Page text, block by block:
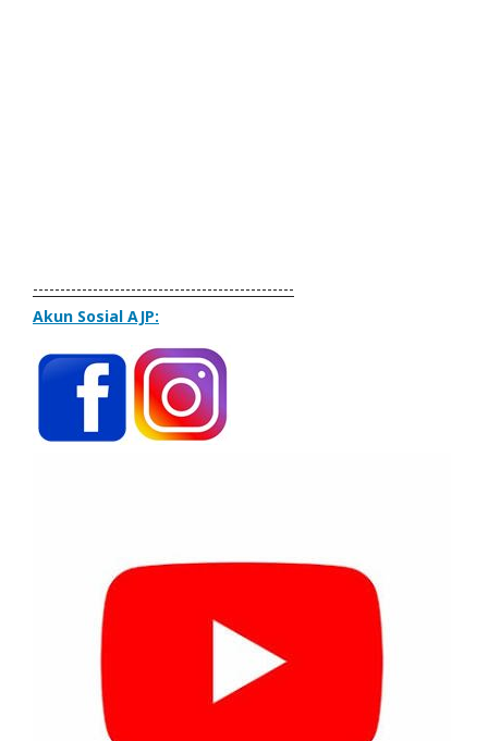
------------------------------------------------
Akun Sosial AJP: